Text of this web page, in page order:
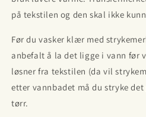
på tekstilen og den skal ikke
Før du vasker klær med
anbefalt å la det ligge i vann før
løsner fra tekstilen (da vil
etter vannbadet må du stryke
tørr.